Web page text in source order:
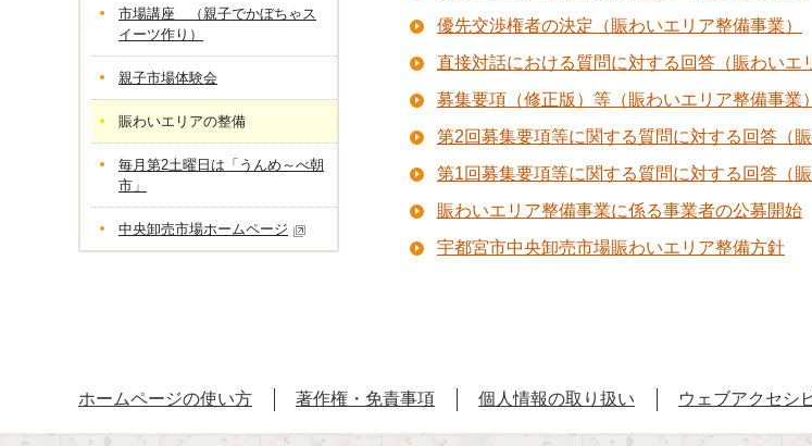
優先交渉権者の決定（賑わいエリア整備事業）
直接対話における質問に対する回答（賑わいエ
募集要項（修正版）等（賑わいエリア整備事業）
第2回募集要項等に関する質問に対する回答（
第1回募集要項等に関する質問に対する回答（
賑わいエリア整備事業に係る事業者の公募開始
宇都宮市中央卸売市場賑わいエリア整備方針
市場講座 （親子でかぼちゃス
イーツ作り）
親子市場体験会
賑わいエリアの整備
毎月第2土曜日は「うんめ～べ朝
市」
中央卸売市場ホームページ
ホームページの使い方 著作権・免責事項 個人情報の取り扱い ウェブアクセシ